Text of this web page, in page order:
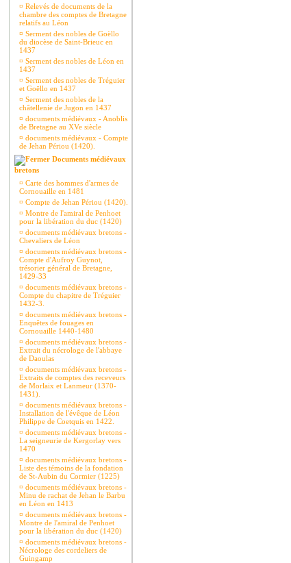
¤ Relevés de documents de la
chambre des comptes de Bretagne
relatifs au Léon
¤ Serment des nobles de Goëllo
du diocèse de Saint-Brieuc en
1437
¤ Serment des nobles de Léon en
1437
¤ Serment des nobles de Tréguier
et Goëllo en 1437
¤ Serment des nobles de la
châtellenie de Jugon en 1437
¤ documents médiévaux - Anoblis
de Bretagne au XVe siècle
¤ documents médiévaux - Compte
de Jehan Périou (1420).
Documents médiévaux
bretons
¤ Carte des hommes d'armes de
Cornouaille en 1481
¤ Compte de Jehan Périou (1420).
¤ Montre de l'amiral de Penhoet
pour la libération du duc (1420)
¤ documents médiévaux bretons -
Chevaliers de Léon
¤ documents médiévaux bretons -
Compte d'Aufroy Guynot,
trésorier général de Bretagne,
1429-33
¤ documents médiévaux bretons -
Compte du chapitre de Tréguier
1432-3.
¤ documents médiévaux bretons -
Enquêtes de fouages en
Cornouaille 1440-1480
¤ documents médiévaux bretons -
Extrait du nécrologe de l'abbaye
de Daoulas
¤ documents médiévaux bretons -
Extraits de comptes des receveurs
de Morlaix et Lanmeur (1370-
1431).
¤ documents médiévaux bretons -
Installation de l'évêque de Léon
Philippe de Coetquis en 1422.
¤ documents médiévaux bretons -
La seigneurie de Kergorlay vers
1470
¤ documents médiévaux bretons -
Liste des témoins de la fondation
de St-Aubin du Cormier (1225)
¤ documents médiévaux bretons -
Minu de rachat de Jehan le Barbu
en Léon en 1413
¤ documents médiévaux bretons -
Montre de l'amiral de Penhoet
pour la libération du duc (1420)
¤ documents médiévaux bretons -
Nécrologe des cordeliers de
Guingamp